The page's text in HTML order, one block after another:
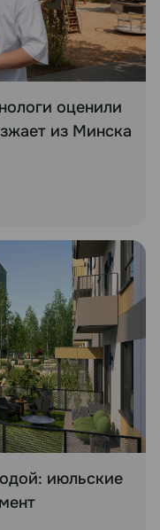
оценили
из Минска
июльские